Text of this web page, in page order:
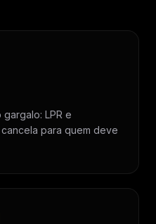
LPR e
para quem deve